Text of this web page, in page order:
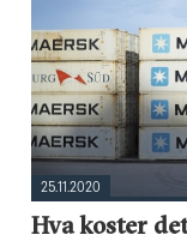
25.11.2020
Hva koster